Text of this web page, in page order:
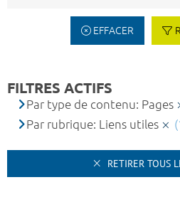
EFFACER
FILTRES ACTIFS
Par type de contenu: Pages
Par rubrique: Liens utiles
RETIRER TOUS